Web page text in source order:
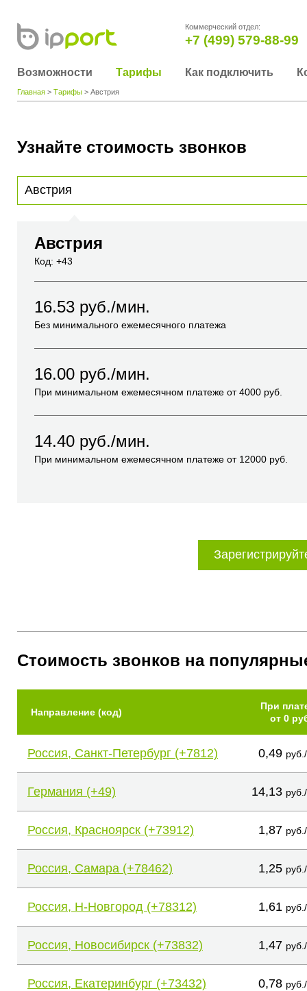
Коммерческий отдел:
+7 (499) 579-88-99
Возможности Тарифы Как подключить
Главная > Тарифы > Австрия
Узнайте стоимость звонков
Австрия
Код: +43
16.53 руб./мин.
Без минимального ежемесячного платежа
16.00 руб./мин.
При минимальном ежемесячном платеже от4000 руб.
14.40 руб./мин.
При минимальном ежемесячном платеже от 12000 руб.
Стоимость звонков на
Направление (код)
При
от 0
Россия, Санкт-Петербург (+7812) 0,49
Германия (+49) 14,13
Россия, Красноярск (+73912) 1,87
Россия, Самара (+78462) 1,25
Россия, Н-Новгород (+78312) 1,61
Россия, Новосибирск (+73832) 1,47
Россия, Екатеринбург (+73432) 0,78